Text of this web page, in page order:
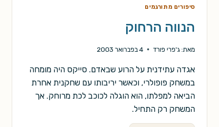
סיפורים מתורגמים
הנווה הרחוק
מאת:ג'פרי פורד 4 בפברואר 2003
אגדה עתידנית על הרוע שבאדם. סייקס היה מומחה
במשחק פופולרי, וכאשר יריבותו עם שחקנית אחרת
הביאה למפלתו, הוא הוגלה לכוכב לכת מרוחק. אך
המשחק רק התחיל.